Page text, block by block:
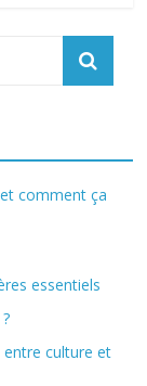
comment ça
essentiels
entre culture et